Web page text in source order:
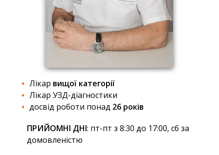
Лікар вищої категорії
Лікар УЗД-діагностики
досвід роботи понад 26 років
ПРИЙОМНІ ДНІ: пт-пт з 8:30 до 17:00, сб за
домовленістю